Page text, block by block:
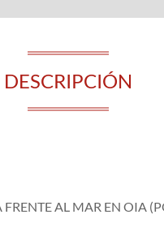
DESCRIPCIÓN
AL MAR EN OIA